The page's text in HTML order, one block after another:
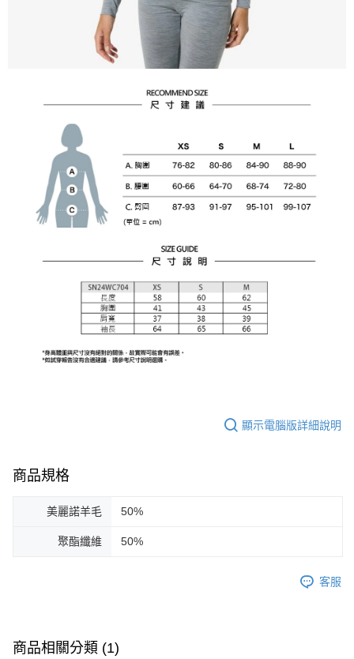
顯示電腦版詳細說明
商品規格
美麗諾羊毛 50%
聚酯纖維 50%
客服
商品相關分類 (1)